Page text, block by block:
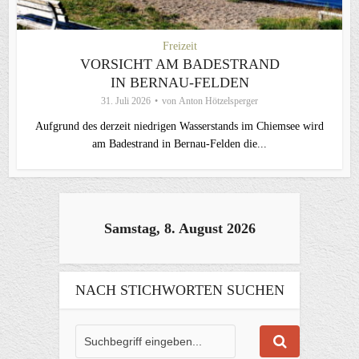
Freizeit
VORSICHT AM BADESTRAND
IN BERNAU-FELDEN
31. Juli 2026 von Anton Hötzelsperger
Aufgrund des derzeit niedrigen Wasserstands im Chiemsee wird
am Badestrand in Bernau-Felden die...
Samstag, 8. August 2026
NACH STICHWORTEN SUCHEN